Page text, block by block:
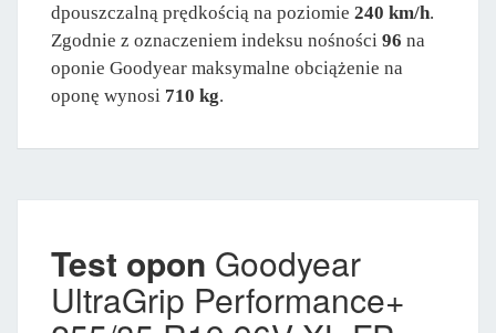
dpouszczalną prędkością na poziomie 240 km/h.
Zgodnie z oznaczeniem indeksu nośności 96 na
oponie Goodyear maksymalne obciążenie na
oponę wynosi 710 kg.
Test opon Goodyear
UltraGrip Performance+